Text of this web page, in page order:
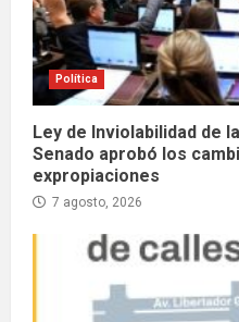
Política
Ley de Inviolabilidad de
Senado aprobó los
expropiaciones
7 agosto, 2026